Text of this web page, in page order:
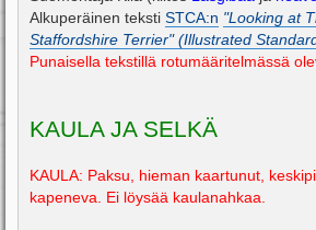
t
i
Alkuperäinen teksti STCA:n "Looking at
Staffordshire Terrier" (Illustrated
Punaisella tekstillä rotumääritelmässä
KAULA JA SELKÄ
KAULA: Paksu, hieman kaartunut,
kapeneva. Ei löysää kaulanahkaa.